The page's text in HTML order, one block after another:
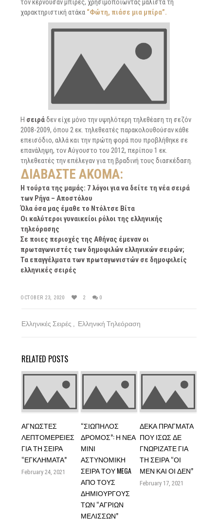
χαρακτηριστική ατάκα “Φώτη, πιάσε μια μπίρα”.
Η σειράδεν είχε μόνο την υψηλότερη τηλεθέαση τη σεζόν
2008-2009, όπου 2 εκ. τηλεθεατές παρακολουθούσαν κάθε
επεισόδιο, αλλά και την πρώτη φορά που προβλήθηκε σε
επανάληψη, τον Αύγουστο του 2012, περίπου 1 εκ.
τηλεθεατές την επέλεγαν για τη βραδινή τους διασκέδαση.
ΔΙΑΒΆΣΤΕ ΑΚΌΜΑ:
Η τούρτα της μαμάς: 7 λόγοι για να δείτε τη νέα σειρά
των Ρήγα – Αποστόλου
Όλα όσα μας έμαθε το Ντόλτσε Βίτα
Οι καλύτεροι γυναικείοι ρόλοι της ελληνικής
τηλεόρασης
Σε ποιες περιοχές της Αθήνας έμεναν οι
πρωταγωνιστές των δημοφιλών ελληνικών σειρών;
Τα επαγγέλματα των πρωταγωνιστών σε δημοφιλείς
ελληνικές σειρές
OCTOBER 23, 2020 2 0
Ελληνικές Σειρές Ελληνική Τηλεόραση
RELATED POSTS
ΆΓΝΩΣΤΕΣ
ΛΕΠΤΟΜΈΡΕΙΕΣ
ΓΙΑ ΤΗ ΣΕΙΡΆ
“ΕΓΚΛΉΜΑΤΑ”
February 24, 2021
“ΣΙΩΠΗΛΌΣ
ΔΡΌΜΟΣ”: Η ΝΈΑ
ΜΊΝΙ
ΑΣΤΥΝΟΜΙΚΉ
ΣΕΙΡΆ ΤΟΥ MEGA
ΑΠΌ ΤΟΥΣ
ΔΗΜΙΟΥΡΓΟΎΣ
ΤΩΝ “ΆΓΡΙΩΝ
ΜΕΛΙΣΣΏΝ”
ΔΈΚΑ ΠΡΆΓΜΑΤΑ
ΠΟΥ ΊΣΩΣ ΔΕ
ΓΝΩΡΊΖΑΤΕ ΓΙΑ
ΤΗ ΣΕΙΡΆ “ΟΙ
ΜΕΝ ΚΑΙ ΟΙ ΔΕΝ”
February 17, 2021